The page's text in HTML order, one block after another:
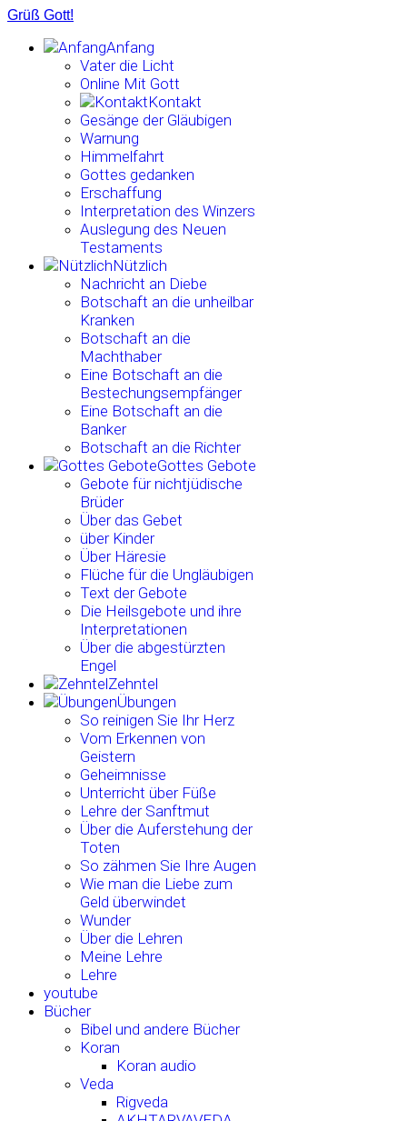
Grüß Gott!
Anfang
Vater die Licht
Online Mit Gott
Kontakt
Gesänge der Gläubigen
Warnung
Himmelfahrt
Gottes gedanken
Erschaffung
Interpretation des Winzers
Auslegung des Neuen
Testaments
Nützlich
Nachricht an Diebe
Botschaft an die unheilbar
Kranken
Botschaft an die
Machthaber
Eine Botschaft an die
Bestechungsempfänger
Eine Botschaft an die
Banker
Botschaft an die Richter
Gottes Gebote
Gebote für nichtjüdische
Brüder
Über das Gebet
über Kinder
Über Häresie
Flüche für die Ungläubigen
Text der Gebote
Die Heilsgebote und ihre
Interpretationen
Über die abgestürzten
Engel
Zehntel
Übungen
So reinigen Sie Ihr Herz
Vom Erkennen von
Geistern
Geheimnisse
Unterricht über Füße
Lehre der Sanftmut
Über die Auferstehung der
Toten
So zähmen Sie Ihre Augen
Wie man die Liebe zum
Geld überwindet
Wunder
Über die Lehren
Meine Lehre
Lehre
youtube
Bücher
Bibel und andere Bücher
Koran
Koran audio
Veda
Rigveda